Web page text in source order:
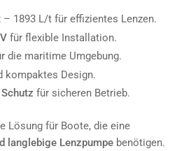
– 1893 L/t für effizientes Lenzen.
für flexible Installation.
die maritime Umgebung.
kompaktes Design.
für sicheren Betrieb.
Lösung für Boote, die eine
langlebige Lenzpumpe benötigen.